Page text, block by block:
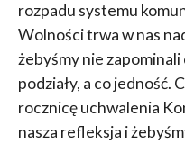
rozpadu systemu
Wolności trwa w nas
żebyśmy nie
podziały, a co jedność.
rocznicę uchwalenia
nasza refleksja i